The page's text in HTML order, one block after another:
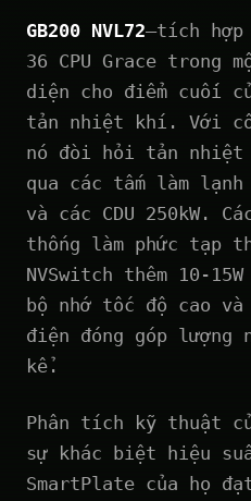
GB200 NVL72—tích hợp
36 CPU Grace trong
diện cho điểm cuối
tản nhiệt khí. Với
nó đòi hỏi tản nhiệt
qua các tấm làm
và các CDU 250kW.
thống làm phức tạp
NVSwitch thêm 10-
bộ nhớ tốc độ cao và
điện đóng góp lượng
kể.
Phân tích kỹ thuật
sự khác biệt hiệu
SmartPlate của họ